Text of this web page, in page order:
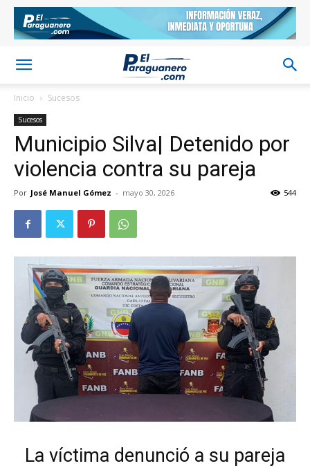
Inicio Sucesos
Sucesos
Municipio Silva| Detenido por
violencia contra su pareja
Por José Manuel Gómez - mayo 30, 2026 544
La víctima denunció a su pareja